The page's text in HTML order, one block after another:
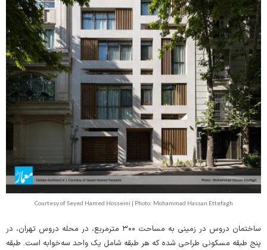
Courtesy of Seyed Hamed Hosseini | Photo: Mohammad Hassan Ettefagh
ساختمان دروس در زمینی به مساحت ۳۰۰ مترمربع، در محله دروس تهران، در
پنج طبقه مسکونی طراحی شده که هر طبقه شامل یک واحد سه‌خوابه است. طبقه